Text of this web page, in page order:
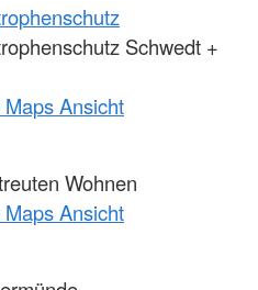
Schwedt +
Ansicht
Wohnen
Ansicht